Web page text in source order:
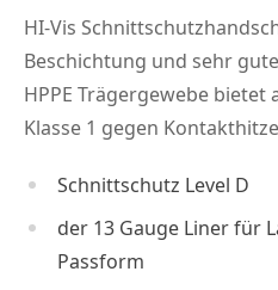
HI-Vis
Beschichtung und sehr
HPPE Trägergewebe
Klasse 1 gegen
Schnittschutz Level D
der 13 Gauge Liner für
Passform